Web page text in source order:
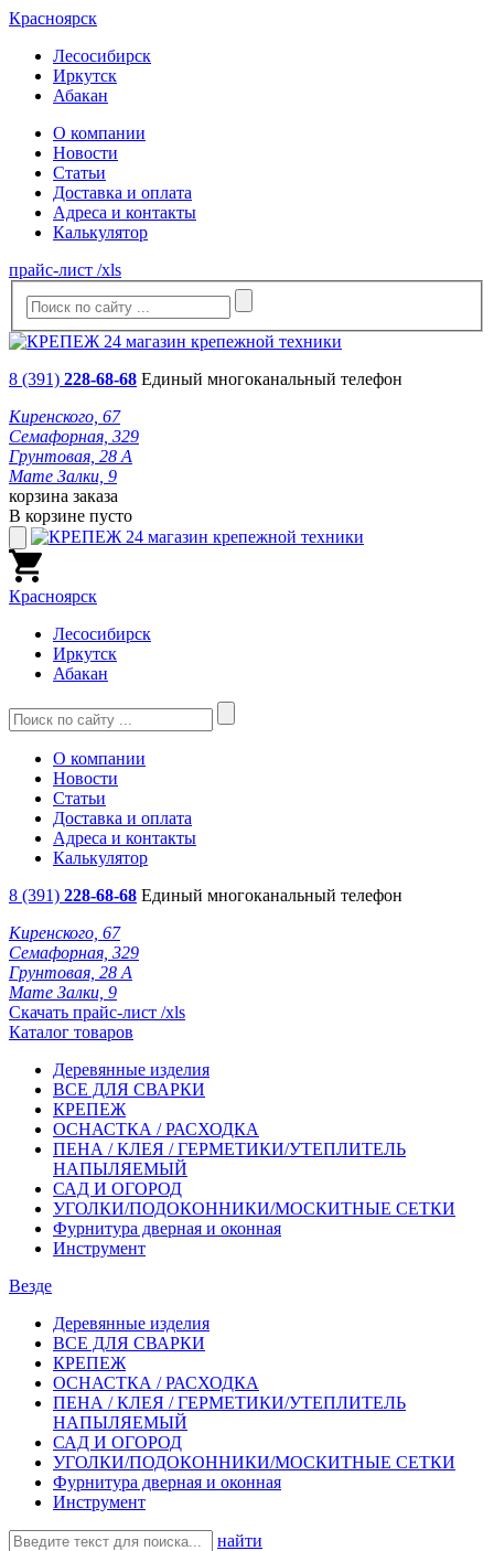
Красноярск
Лесосибирск
Иркутск
Абакан
О компании
Новости
Статьи
Доставка и оплата
Адреса и контакты
Калькулятор
прайс-лист /xls
8 (391) 228-68-68 Единый многоканальный телефон
Киренского, 67
Семафорная, 329
Грунтовая, 28 А
Мате Залки, 9
корзина заказа
В корзине пусто
Красноярск
Лесосибирск
Иркутск
Абакан
О компании
Новости
Статьи
Доставка и оплата
Адреса и контакты
Калькулятор
8 (391) 228-68-68 Единый многоканальный телефон
Киренского, 67
Семафорная, 329
Грунтовая, 28 А
Мате Залки, 9
Скачать прайс-лист /xls
Каталог товаров
Деревянные изделия
ВСЕ ДЛЯ СВАРКИ
КРЕПЕЖ
ОСНАСТКА / РАСХОДКА
ПЕНА / КЛЕЯ / ГЕРМЕТИКИ/УТЕПЛИТЕЛЬ
НАПЫЛЯЕМЫЙ
САД И ОГОРОД
УГОЛКИ/ПОДОКОННИКИ/МОСКИТНЫЕ СЕТКИ
Фурнитура дверная и оконная
Инструмент
Везде
Деревянные изделия
ВСЕ ДЛЯ СВАРКИ
КРЕПЕЖ
ОСНАСТКА / РАСХОДКА
ПЕНА / КЛЕЯ / ГЕРМЕТИКИ/УТЕПЛИТЕЛЬ
НАПЫЛЯЕМЫЙ
САД И ОГОРОД
УГОЛКИ/ПОДОКОННИКИ/МОСКИТНЫЕ СЕТКИ
Фурнитура дверная и оконная
Инструмент
найти